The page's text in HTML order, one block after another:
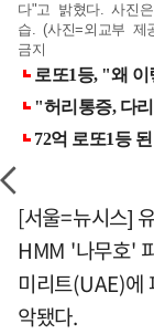
다"고 밝혔다. 사진
습. (사진=외교부 제
금지
[서울=뉴시스]
HMM '나무호'
미리트(UAE)에
악됐다.